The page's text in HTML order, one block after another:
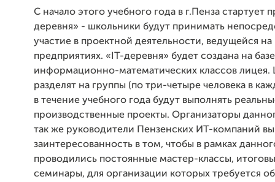
С начало этого учебного года в г.Пенза стартует
деревня» - школьники будут принимать
участие в проектной деятельности, ведущейся на
предприятиях. «IT-деревня» будет создана на базе
информационно-математических классов лицея.
разделят на группы (по три-четыре человека в
в течение учебного года будут выполнять
производственные проекты. Организаторы
так же руководители Пензенских ИТ-компаний
заинтересованность в том, чтобы в рамках
проводились постоянные мастер-классы,
семинары, для организации которых требуется